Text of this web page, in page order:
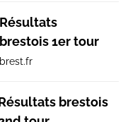
Résultats
brestois 1er tour
brest.fr
brestois